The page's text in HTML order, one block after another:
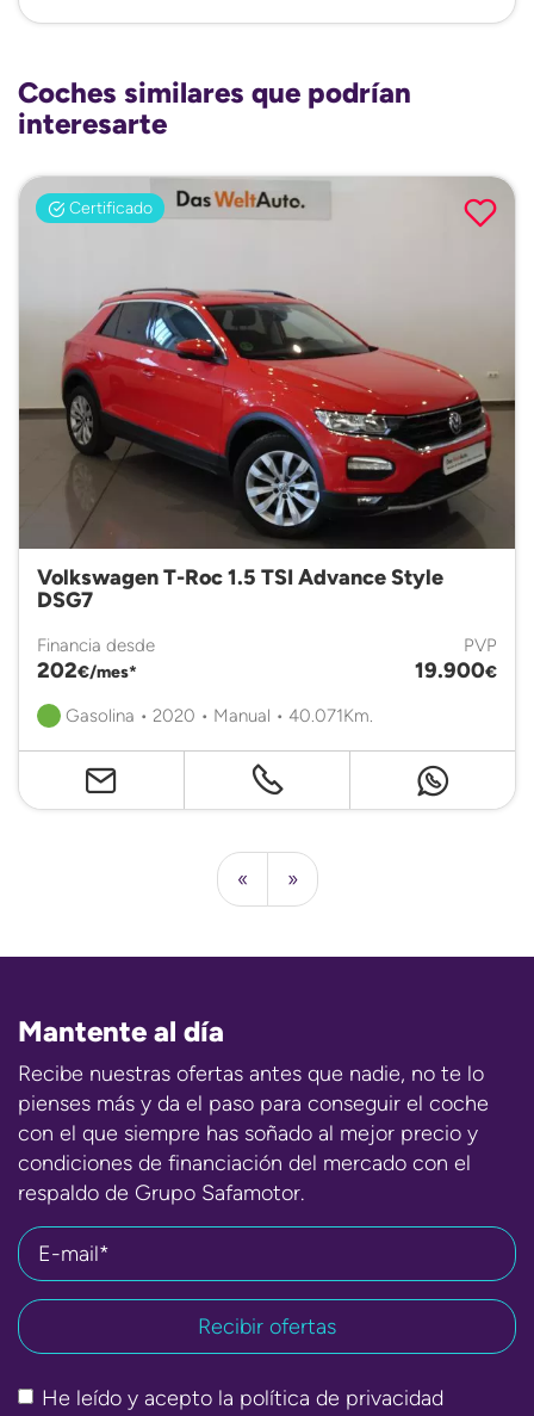
Coches similares que podrían
interesarte
Certificado
Volkswagen T-Roc 1.5 TSI Advance Style
DSG7
Financia desde
202€/mes*
PVP
19.900€
Gasolina • 2020 • Manual • 40.071Km.
« »
Mantente al día
Recibe nuestras ofertas antes que nadie, no te lo
pienses más y da el paso para conseguir el coche
con el que siempre has soñado al mejor precio y
condiciones de financiación del mercado con el
respaldo de Grupo Safamotor.
E-mail*
He leído y acepto la política de privacidad